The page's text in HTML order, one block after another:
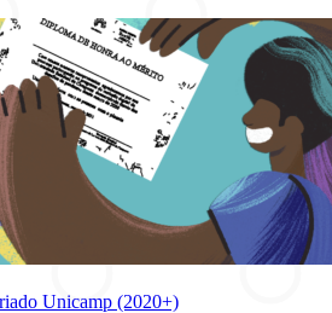
Unicamp (2020+)